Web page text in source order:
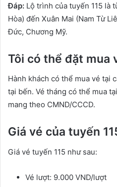
Đáp: Lộ trình của tuyến 115 là
Hòa) đến Xuân Mai (Nam Từ
Đức, Chương Mỹ.
Tôi có thể đặt mua
Hành khách có thể mua vé tại
tại bến. Vé tháng có thể mua
mang theo CMND/CCCD.
Giá vé của tuyến
Giá vé tuyến 115 như sau:
Vé lượt: 9.000 VND/lượt